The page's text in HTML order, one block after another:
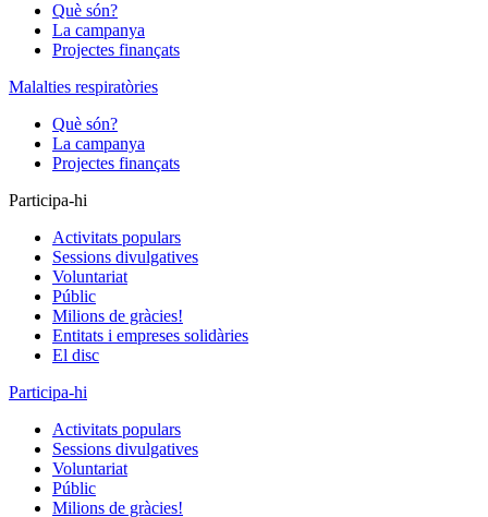
Què són?
La campanya
Projectes finançats
Malalties respiratòries
Què són?
La campanya
Projectes finançats
Participa-hi
Activitats populars
Sessions divulgatives
Voluntariat
Públic
Milions de gràcies!
Entitats i empreses solidàries
El disc
Participa-hi
Activitats populars
Sessions divulgatives
Voluntariat
Públic
Milions de gràcies!